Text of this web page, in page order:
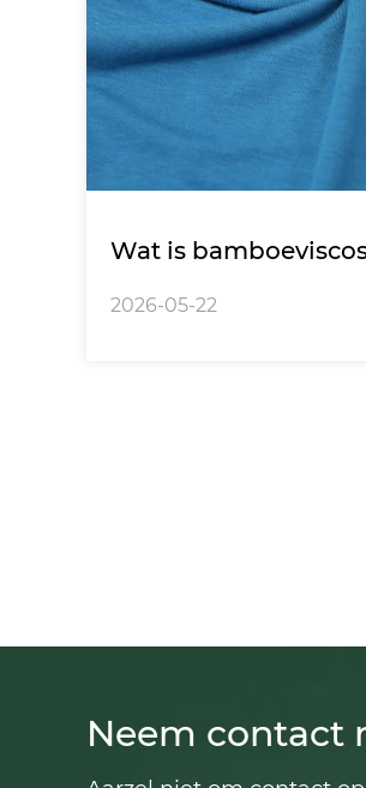
Wat is
2026-05-22
Neem contact